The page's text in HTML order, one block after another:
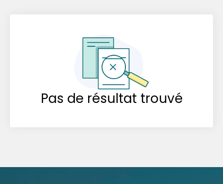
Pas de résultat trouvé